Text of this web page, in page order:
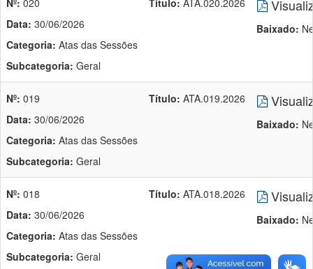
Nº: 020
Data: 30/06/2026
Categoria: Atas das Sessões
Subcategoria: Geral
Título: ATA.020.2026
Baixado:
Nº: 019
Data: 30/06/2026
Categoria: Atas das Sessões
Subcategoria: Geral
Título: ATA.019.2026
Baixado:
Nº: 018
Data: 30/06/2026
Categoria: Atas das Sessões
Subcategoria: Geral
Título: ATA.018.2026
Baixado: